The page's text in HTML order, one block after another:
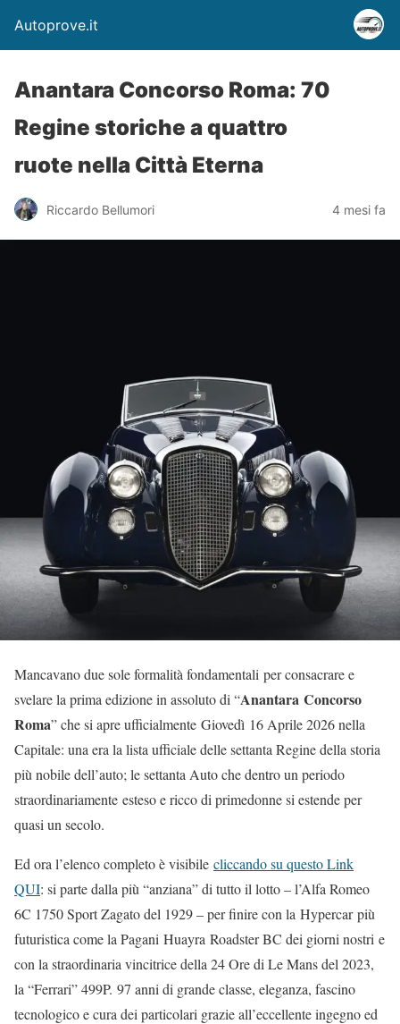
Autoprove.it
Anantara Concorso Roma: 70
Regine storiche a quattro
ruote nella Città Eterna
Riccardo Bellumori 4 mesi fa
Mancavano due sole formalità fondamentali per consacrare e
svelare la prima edizione in assoluto di “Anantara Concorso
Roma” che si apre ufficialmente Giovedì 16 Aprile 2026 nella
Capitale: una era la lista ufficiale delle settanta Regine della storia
più nobile dell’auto; le settanta Auto che dentro un periodo
straordinariamente esteso e ricco di primedonne si estende per
quasi un secolo.
Ed ora l’elenco completo è visibile cliccando su questo Link
QUI: si parte dalla più “anziana” di tutto il lotto – l’Alfa Romeo
6C 1750 Sport Zagato del 1929 – per finire con la Hypercar più
futuristica come la Pagani Huayra Roadster BC dei giorni nostri e
con la straordinaria vincitrice della 24 Ore di Le Mans del 2023,
la “Ferrari” 499P. 97 anni di grande classe, eleganza, fascino
tecnologico e cura dei particolari grazie all’eccellente ingegno ed